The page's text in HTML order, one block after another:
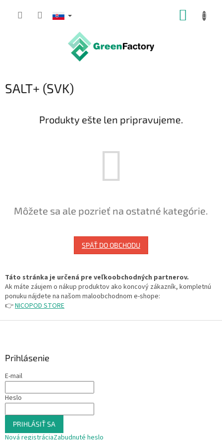
SALT+ (SVK)
Produkty ešte len pripravujeme.
Môžete sa ale pozrieť na ostatné kategórie.
SPÄŤ DO OBCHODU
Táto stránka je určená pre veľkoobchodných partnerov.
Ak máte záujem o nákup produktov ako koncový zákazník, kompletnú
ponuku nájdete na našom maloobchodnom e-shope:
👉NICOPOD STORE
Prihlásenie
E-mail
Heslo
PRIHLÁSIŤ SA
Nová registráciaZabudnuté heslo